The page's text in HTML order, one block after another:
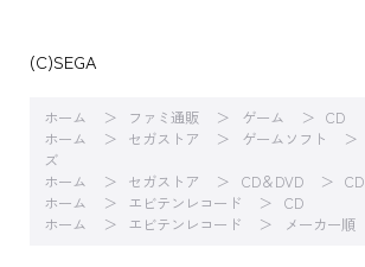
(C)SEGA
ホーム ファミ通販 ゲーム
CD
ホーム
セガストア ゲームソフト
ズ
ホーム
セガストア CD＆DVD
CD
ホーム
エビテンレコード
CD
ホーム
エビテンレコード メーカー順